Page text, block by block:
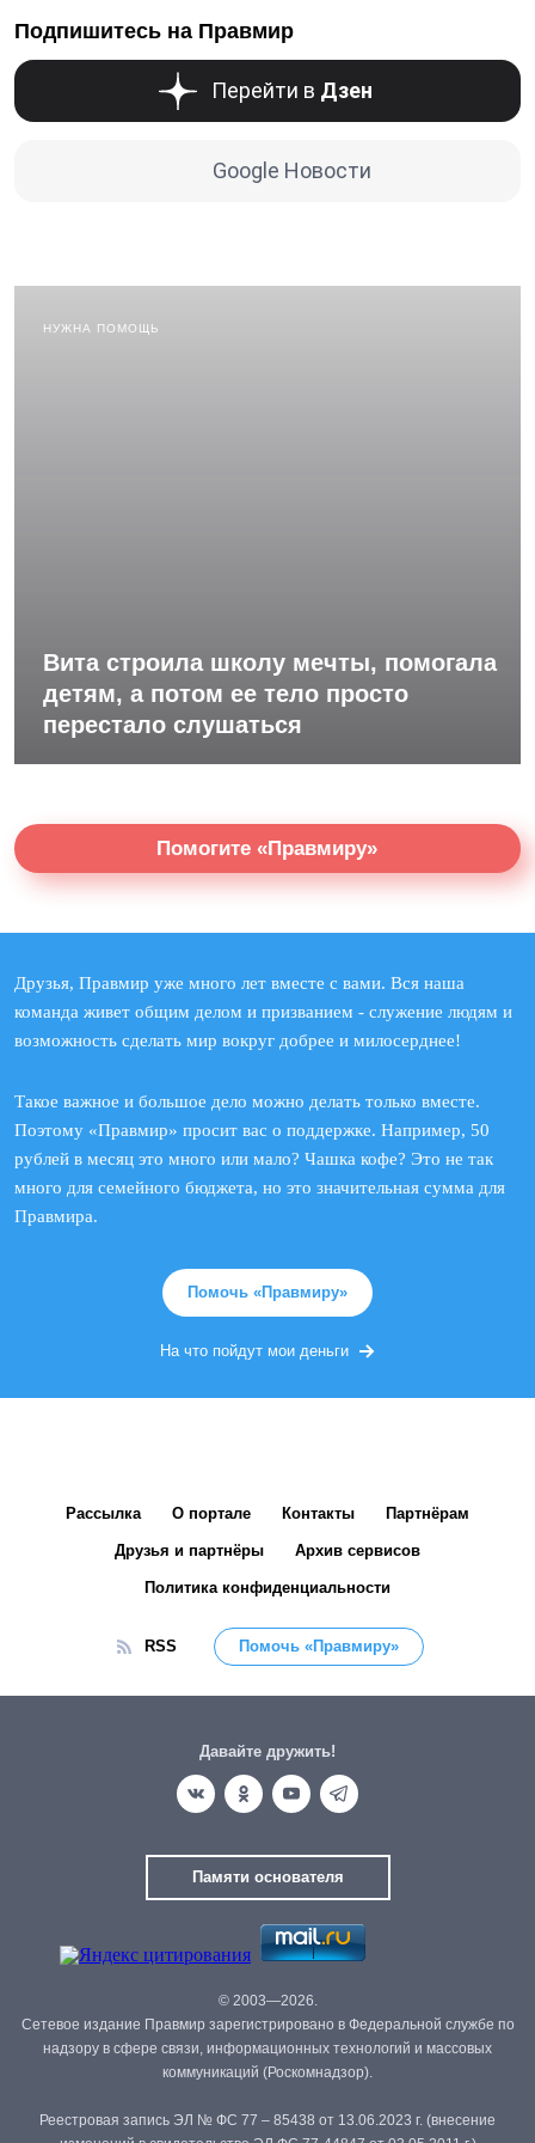
Подпишитесь на Правмир
Перейти в Дзен
Google Новости
НУЖНА ПОМОЩЬ
Вита строила школу мечты, помогала
детям, а потом ее тело просто
перестало слушаться
Помогите «Правмиру»
Друзья, Правмир уже много лет вместе с вами. Вся наша
команда живет общим делом и призванием - служение людям и
возможность сделать мир вокруг добрее и милосерднее!
Такое важное и большое дело можно делать только вместе.
Поэтому «Правмир» просит вас о поддержке. Например, 50
рублей в месяц это много или мало? Чашка кофе? Это не так
много для семейного бюджета, но это значительная сумма для
Правмира.
Помочь «Правмиру»
На что пойдут мои деньги
Рассылка О портале Контакты Партнёрам
Друзья и партнёры Архив сервисов
Политика конфиденциальности
RSS Помочь «Правмиру»
Давайте дружить!
Памяти основателя
© 2003—2026.
Сетевое издание Правмир зарегистрировано в Федеральной службе по
надзору в сфере связи, информационных технологий и массовых
коммуникаций (Роскомнадзор).
Реестровая запись ЭЛ № ФС 77 – 85438 от 13.06.2023 г. (внесение